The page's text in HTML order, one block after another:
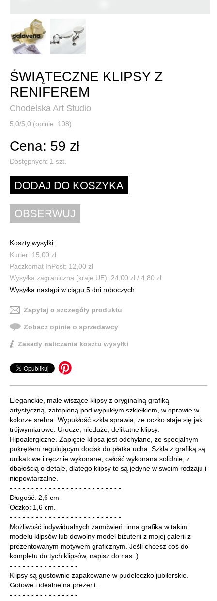
ŚWIĄTECZNE KLIPSY Z
RENIFEREM
Chodelska Art Studio
5,0/5,0 (opinie: 108)
Cena: 59 zł
Dostępnych: 1 szt.
Koszty wysyłki:
Kurier: 15,00 zł
Paczkomat InPost: 12,00 zł
Wysyłka zagraniczna (kraje UE): 24,00 zł / 4,80 zł
Wysyłka nastąpi w ciągu 5 dni roboczych
Zapytaj o szczegóły produktu
Zobacz opinie o sprzedawcy
Zasady naliczania kosztu wysyłki
Eleganckie, małe wiszące klipsy z oryginalną grafiką
artystyczną, zatopioną pod wypukłym szkiełkiem, w oprawie w
kolorze srebra. Wypukłość szkła sprawia, że oczko staje się jak
trójwymiarowe. Urocze, nieduże, delikatne klipsy.
Hipoalergiczne. Zapięcie klipsa jest odchylane, ze specjalnym
pokrętłem regulującym docisk do płatka ucha. Szkła z grafiką są
unikatowe i ręcznie wykonane, całość wykonana solidnie, z
dbałością o detale, dlatego klipsy te są jedyne w swoim rodzaju i
niepowtarzalne.
- - - - - - - - - - - - - - - - - - - - - - - - - -
Długość: 2,6 cm
Oczko: 1,6 cm.
- - - - - - - - - - - - - - - - - - - - - - - - - -
Możliwość indywidualnych zamówień: inna grafika w takim
modelu klipsów lub dowolny model biżuterii z mojej galerii z
prezentowanym motywem graficznym. Jeśli chcesz coś do
kompletu do tych klipsów, napisz do nas :)
- - - - - - - - - - - - - - - -
Klipsy są gustownie zapakowane w pudełeczko jubilerskie.
Gotowe i idealne na prezent.
- - - - - - - - - - - - - - - -